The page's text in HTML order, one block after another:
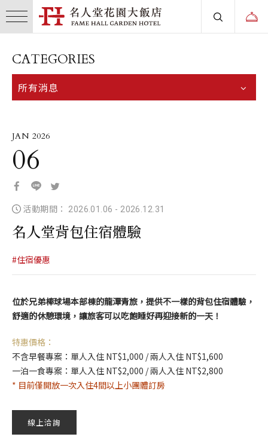
活動期間： 2026.01.06 - 2026.12.31
名人堂背包住宿體驗
#住宿優惠
JAN 2026
06
位於兄弟棒球場本部棟的龍潭青旅，提供不一樣的背包住宿體驗，
舒適的休憩環境，讓旅客可以吃飽睡好再迎接新的一天！
特惠價格：
不含早餐專案：單人入住 NT$1,000 / 兩人入住 NT$1,600
一泊一食專案：單人入住 NT$2,000 / 兩人入住 NT$2,800
* 目前僅開放一次入住4間以上小團體訂房
線上洽詢
CATEGORIES
所有消息